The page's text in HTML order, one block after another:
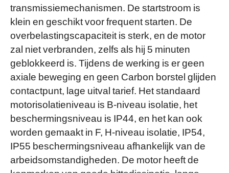
transmissiemechanismen. De startstroom is
klein en geschikt voor frequent starten. De
overbelastingscapaciteit is sterk, en de motor
zal niet verbranden, zelfs als hij 5 minuten
geblokkeerd is. Tijdens de werking is er geen
axiale beweging en geen Carbon borstel glijden
contactpunt, lage uitval tarief. Het standaard
motorisolatieniveau is B-niveau isolatie, het
beschermingsniveau is IP44, en het kan ook
worden gemaakt in F, H-niveau isolatie, IP54,
IP55 beschermingsniveau afhankelijk van de
arbeidsomstandigheden. De motor heeft de